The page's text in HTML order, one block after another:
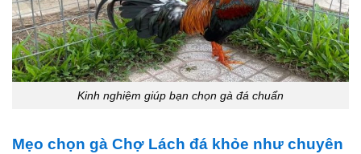
Kinh nghiệm giúp bạn chọn gà đá chuẩn
Mẹo chọn gà Chợ Lách đá khỏe như chuyên